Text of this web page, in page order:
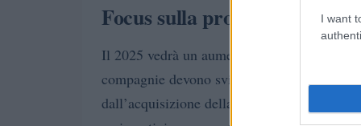
I want
Focus sulla protezione e
Il 2025 vedrà un aumento dell’attenzione
compagnie devono sviluppare prodotti che
dall’acquisizione della società 4-Care da